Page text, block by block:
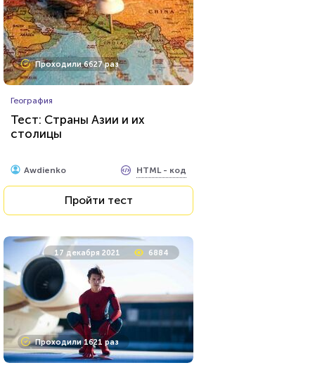
Проходили 6627 раз
География
Тест: Страны Азии и их
столицы
Awdienko HTML - код
Пройти тест
17 декабря 2021 6884
Проходили 1621 раз